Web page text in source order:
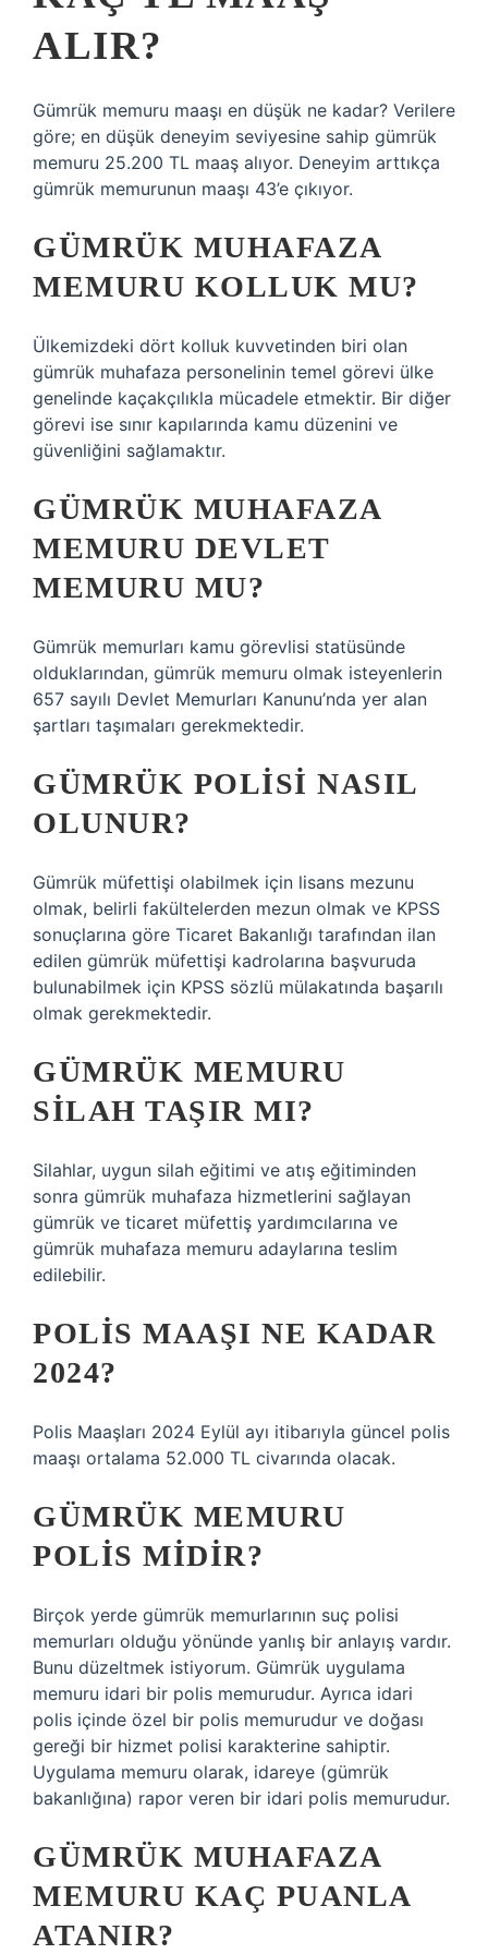
ALIR?
Gümrük memuru maaşı en düşük ne kadar? Verilere
göre; en düşük deneyim seviyesine sahip gümrük
memuru 25.200 TL maaş alıyor. Deneyim arttıkça
gümrük memurunun maaşı 43’e çıkıyor.
GÜMRÜK MUHAFAZA
MEMURU KOLLUK MU?
Ülkemizdeki dört kolluk kuvvetinden biri olan
gümrük muhafaza personelinin temel görevi ülke
genelinde kaçakçılıkla mücadele etmektir. Bir diğer
görevi ise sınır kapılarında kamu düzenini ve
güvenliğini sağlamaktır.
GÜMRÜK MUHAFAZA
MEMURU DEVLET
MEMURU MU?
Gümrük memurları kamu görevlisi statüsünde
olduklarından, gümrük memuru olmak isteyenlerin
657 sayılı Devlet Memurları Kanunu’nda yer alan
şartları taşımaları gerekmektedir.
GÜMRÜK POLISI NASIL
OLUNUR?
Gümrük müfettişi olabilmek için lisans mezunu
olmak, belirli fakültelerden mezun olmak ve KPSS
sonuçlarına göre Ticaret Bakanlığı tarafından ilan
edilen gümrük müfettişi kadrolarına başvuruda
bulunabilmek için KPSS sözlü mülakatında başarılı
olmak gerekmektedir.
GÜMRÜK MEMURU
SILAH TAŞIR MI?
Silahlar, uygun silah eğitimi ve atış eğitiminden
sonra gümrük muhafaza hizmetlerini sağlayan
gümrük ve ticaret müfettiş yardımcılarına ve
gümrük muhafaza memuru adaylarına teslim
edilebilir.
POLIS MAAŞI NE KADAR
2024?
Polis Maaşları 2024 Eylül ayı itibarıyla güncel polis
maaşı ortalama 52.000 TL civarında olacak.
GÜMRÜK MEMURU
POLIS MIDIR?
Birçok yerde gümrük memurlarının suç polisi
memurları olduğu yönünde yanlış bir anlayış vardır.
Bunu düzeltmek istiyorum. Gümrük uygulama
memuru idari bir polis memurudur. Ayrıca idari
polis içinde özel bir polis memurudur ve doğası
gereği bir hizmet polisi karakterine sahiptir.
Uygulama memuru olarak, idareye (gümrük
bakanlığına) rapor veren bir idari polis memurudur.
GÜMRÜK MUHAFAZA
MEMURU KAÇ PUANLA
ATANIR?